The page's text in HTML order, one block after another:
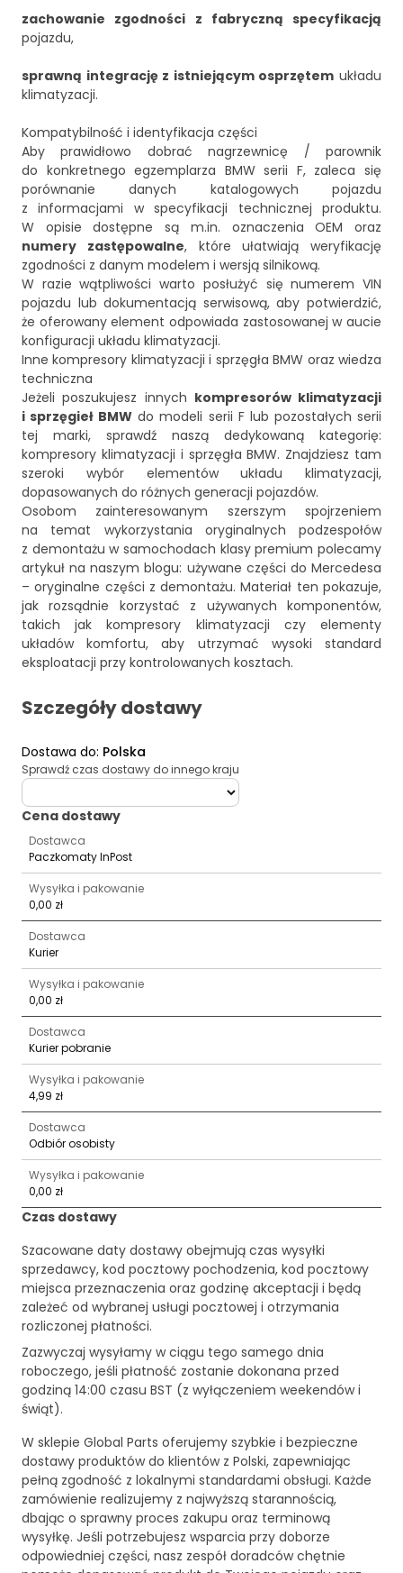
zachowanie zgodności z fabryczną specyfikacją
pojazdu,
sprawną integrację z istniejącym osprzętem układu
klimatyzacji.
Kompatybilność i identyfikacja części
Aby prawidłowo dobrać nagrzewnicę / parownik
do konkretnego egzemplarza BMW serii F, zaleca się
porównanie danych katalogowych pojazdu
z informacjami w specyfikacji technicznej produktu.
W opisie dostępne są m.in. oznaczenia OEM oraz
numery zastępowalne, które ułatwiają weryfikację
zgodności z danym modelem i wersją silnikową.
W razie wątpliwości warto posłużyć się numerem VIN
pojazdu lub dokumentacją serwisową, aby potwierdzić,
że oferowany element odpowiada zastosowanej w aucie
konfiguracji układu klimatyzacji.
Inne kompresory klimatyzacji i sprzęgła BMW oraz wiedza
techniczna
Jeżeli poszukujesz innych kompresorów klimatyzacji
i sprzęgieł BMW do modeli serii F lub pozostałych serii
tej marki, sprawdź naszą dedykowaną kategorię:
kompresory klimatyzacji i sprzęgła BMW. Znajdziesz tam
szeroki wybór elementów układu klimatyzacji,
dopasowanych do różnych generacji pojazdów.
Osobom zainteresowanym szerszym spojrzeniem
na temat wykorzystania oryginalnych podzespołów
z demontażu w samochodach klasy premium polecamy
artykuł na naszym blogu: używane części do Mercedesa
– oryginalne części z demontażu. Materiał ten pokazuje,
jak rozsądnie korzystać z używanych komponentów,
takich jak kompresory klimatyzacji czy elementy
układów komfortu, aby utrzymać wysoki standard
eksploatacji przy kontrolowanych kosztach.
Szczegóły dostawy
Dostawa do: Polska
Sprawdź czas dostawy do innego kraju
deliveryCountry
Cena dostawy
Dostawca
Paczkomaty InPost
Wysyłka i pakowanie
0,00 zł
Dostawca
Kurier
Wysyłka i pakowanie
0,00 zł
Dostawca
Kurier pobranie
Wysyłka i pakowanie
4,99 zł
Dostawca
Odbiór osobisty
Wysyłka i pakowanie
0,00 zł
Czas dostawy
Szacowane daty dostawy obejmują czas wysyłki
sprzedawcy, kod pocztowy pochodzenia, kod pocztowy
miejsca przeznaczenia oraz godzinę akceptacji i będą
zależeć od wybranej usługi pocztowej i otrzymania
rozliczonej płatności.
Zazwyczaj wysyłamy w ciągu tego samego dnia
roboczego, jeśli płatność zostanie dokonana przed
godziną 14:00 czasu BST (z wyłączeniem weekendów i
świąt).
W sklepie Global Parts oferujemy szybkie i bezpieczne
dostawy produktów do klientów z Polski, zapewniając
pełną zgodność z lokalnymi standardami obsługi. Każde
zamówienie realizujemy z najwyższą starannością,
dbając o sprawny proces zakupu oraz terminową
wysyłkę. Jeśli potrzebujesz wsparcia przy doborze
odpowiedniej części, nasz zespół doradców chętnie